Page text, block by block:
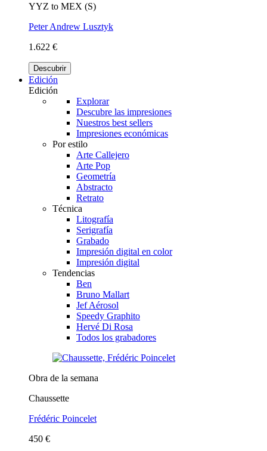
YYZ to MEX (S)
Peter Andrew Lusztyk
1.622 €
Descubrir
Edición
Edición
Explorar
Descubre las impresiones
Nuestros best sellers
Impresiones económicas
Por estilo
Arte Callejero
Arte Pop
Geometría
Abstracto
Retrato
Técnica
Litografía
Serigrafía
Grabado
Impresión digital en color
Impresión digital
Tendencias
Ben
Bruno Mallart
Jef Aérosol
Speedy Graphito
Hervé Di Rosa
Todos los grabadores
Obra de la semana
Chaussette
Frédéric Poincelet
450 €